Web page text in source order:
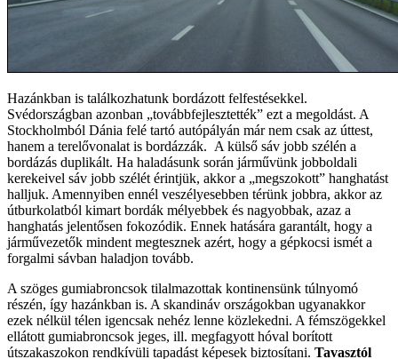
Hazánkban is találkozhatunk bordázott felfestésekkel.
Svédországban azonban „továbbfejlesztették” ezt a megoldást. A
Stockholmból Dánia felé tartó autópályán már nem csak az úttest,
hanem a terelővonalat is bordázzák. A külső sáv jobb szélén a
bordázás duplikált. Ha haladásunk során járművünk jobboldali
kerekeivel sáv jobb szélét érintjük, akkor a „megszokott” hanghatást
halljuk. Amennyiben ennél veszélyesebben térünk jobbra, akkor az
útburkolatból kimart bordák mélyebbek és nagyobbak, azaz a
hanghatás jelentősen fokozódik. Ennek hatására garantált, hogy a
járművezetők mindent megtesznek azért, hogy a gépkocsi ismét a
forgalmi sávban haladjon tovább.
A szöges gumiabroncsok tilalmazottak kontinensünk túlnyomó
részén, így hazánkban is. A skandináv országokban ugyanakkor
ezek nélkül télen igencsak nehéz lenne közlekedni. A fémszögekkel
ellátott gumiabroncsok jeges, ill. megfagyott hóval borított
útszakaszokon rendkívüli tapadást képesek biztosítani. Tavasztól